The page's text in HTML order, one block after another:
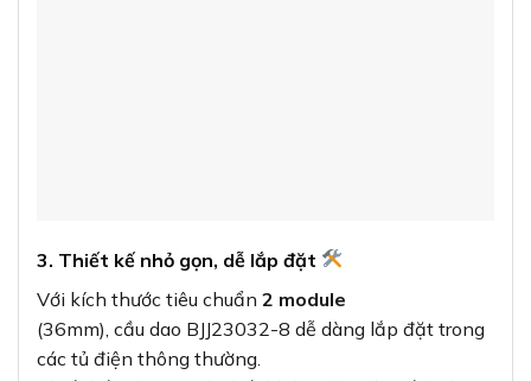
3. Thiết kế nhỏ gọn, dễ lắp đặt
Với kích thước tiêu chuẩn 2 module
(36mm), cầu dao BJJ23032-8 dễ dàng lắp đặt trong
các tủ điện thông thường.